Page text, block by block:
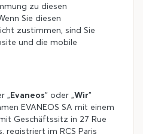
zu diesen
Sie diesen
zustimmen, sind Sie
und die mobile
„Evaneos" oder „Wir"
EVANEOS SA mit einem
Geschäftssitz in 27 Rue
registriert im RCS Paris